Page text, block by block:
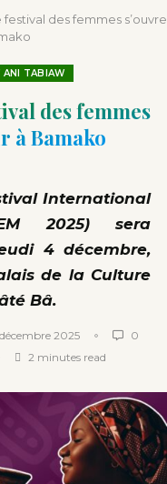
festival des femmes s’ouvre
ANI TABIAW
des femmes
à Bamako
International
2025)sera
4 décembre,
de la Culture
Bâ.
2025
0
2 minutes read